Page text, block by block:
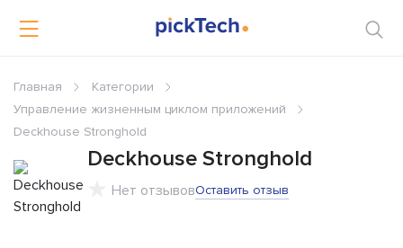
Главная
Категории
Управление жизненным циклом приложений
Deckhouse Stronghold
Deckhouse Stronghold
Нет отзывовОставить отзыв